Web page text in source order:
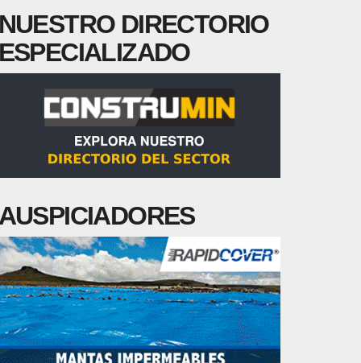
DIRECTORIO